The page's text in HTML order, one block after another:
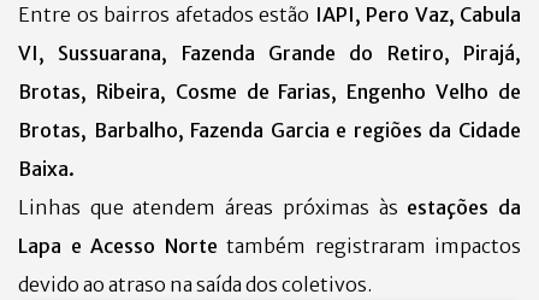
Entre os bairros afetados estão IAPI, Pero Vaz, Cabula
VI, Sussuarana, Fazenda Grande do Retiro, Pirajá,
Brotas, Ribeira, Cosme de Farias, Engenho Velho de
Brotas, Barbalho, Fazenda Garcia e regiões da Cidade
Baixa.
Linhas que atendem áreas próximas às estações da
Lapa e Acesso Norte também registraram impactos
devido ao atraso na saída dos coletivos.